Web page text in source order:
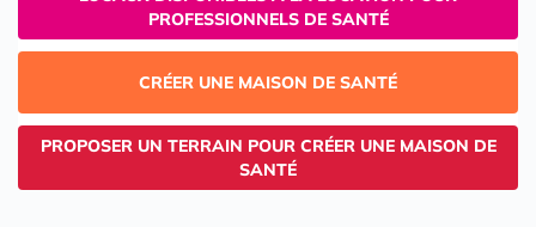
PROFESSIONNELS DE SANTÉ
CRÉER UNE MAISON DE SANTÉ
PROPOSER UN TERRAIN POUR CRÉER UNE MAISON DE
SANTÉ